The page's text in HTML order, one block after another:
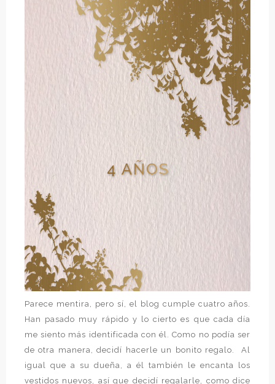
Parece mentira, pero sí, el blog cumple cuatro años.
Han pasado muy rápido y lo cierto es que cada día
me siento más identificada con él. Como no podía ser
de otra manera, decidí hacerle un bonito regalo. Al
igual que a su dueña, a él también le encanta los
vestidos nuevos, así que decidí regalarle, como dice